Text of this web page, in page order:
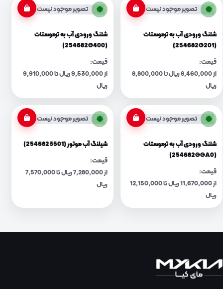
تصویر موجود نیست
شلنگ ورودی آب به ترموستات
(254682G201)
قیمت:
از 8,460,000 ریال تا 8,800,000
ریال
تصویر موجود نیست
شلنگ ورودی آب به ترموستات
(254682G400)
قیمت:
از 9,530,000 ریال تا 9,910,000
ریال
تصویر موجود نیست
شلنگ ورودی آب به ترموستات
(254682GGA0)
قیمت:
از 11,670,000 ریال تا 12,150,000
ریال
تصویر موجود نیست
شیلنگ آب موتور (2546823501)
قیمت:
از 7,280,000 ریال تا 7,570,000
ریال